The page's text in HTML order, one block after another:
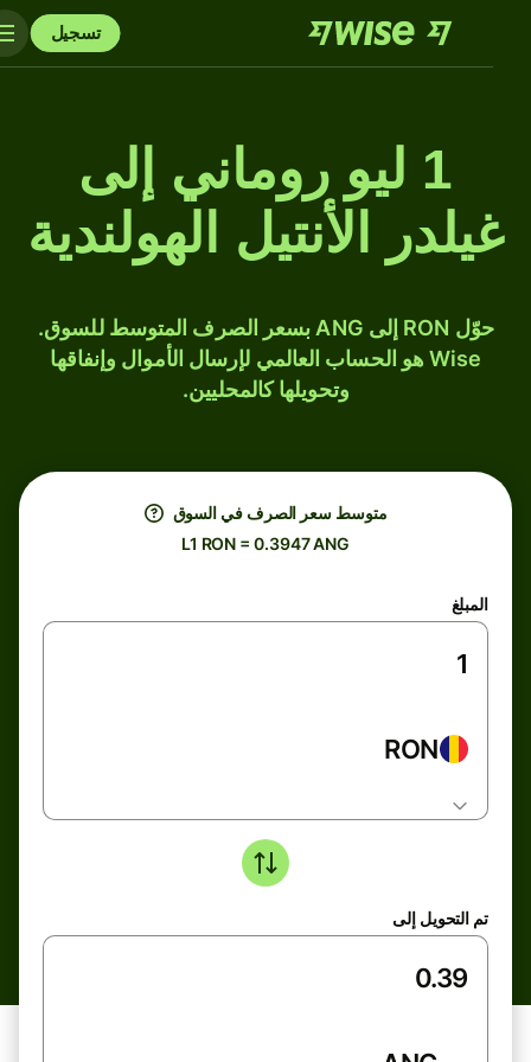
تسجيل
1 ليو روماني إلى
غيلدر الأنتيل الهولندية
حوّل RON إلى ANG بسعر الصرف المتوسط للسوق.
Wise هو الحساب العالمي لإرسال الأموال وإنفاقها
وتحويلها كالمحليين.
متوسط ​​سعر الصرف في السوق
L1 RON = 0.3947 ANG
المبلغ
RON
تم التحويل إلى